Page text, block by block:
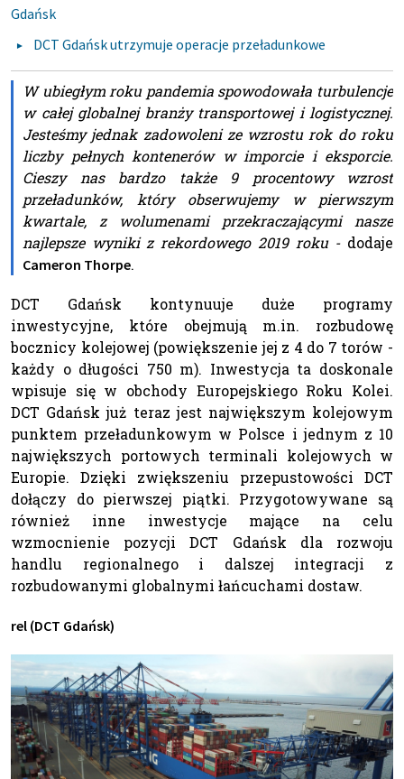
Gdańsk
DCT Gdańsk utrzymuje operacje przeładunkowe
W ubiegłym roku pandemia spowodowała turbulencje
w całej globalnej branży transportowej i logistycznej.
Jesteśmy jednak zadowoleni ze wzrostu rok do roku
liczby pełnych kontenerów w imporcie i eksporcie.
Cieszy nas bardzo także 9 procentowy wzrost
przeładunków, który obserwujemy w pierwszym
kwartale, z wolumenami przekraczającymi nasze
najlepsze wyniki z rekordowego 2019 roku -dodaje
Cameron Thorpe.
DCT Gdańsk kontynuuje duże programy
inwestycyjne, które obejmują m.in. rozbudowę
bocznicy kolejowej (powiększenie jej z 4 do 7 torów -
każdy o długości 750 m). Inwestycja ta doskonale
wpisuje się w obchody Europejskiego Roku Kolei.
DCT Gdańsk już teraz jest największym kolejowym
punktem przeładunkowym w Polsce i jednym z 10
największych portowych terminali kolejowych w
Europie. Dzięki zwiększeniu przepustowości DCT
dołączy do pierwszej piątki. Przygotowywane są
również inne inwestycje mające na celu
wzmocnienie pozycji DCT Gdańsk dla rozwoju
handlu regionalnego i dalszej integracji z
rozbudowanymi globalnymi łańcuchami dostaw.
rel (DCT Gdańsk)